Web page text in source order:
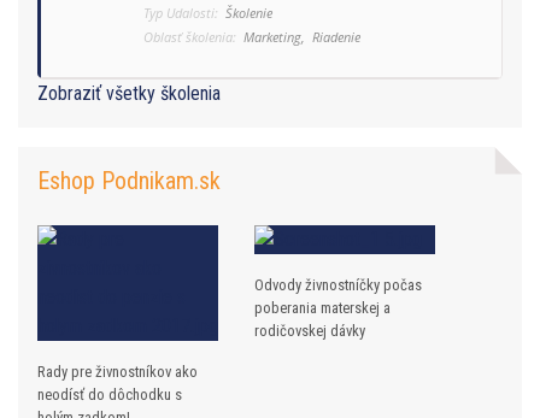
Typ Udalosti: Školenie
Oblasť školenia: Marketing, Riadenie
Zobraziť všetky školenia
Eshop Podnikam.sk
Rady pre živnostníkov ako
neodísť do dôchodku s
Odvody živnostníčky počas
poberania materskej a
rodičovskej dávky